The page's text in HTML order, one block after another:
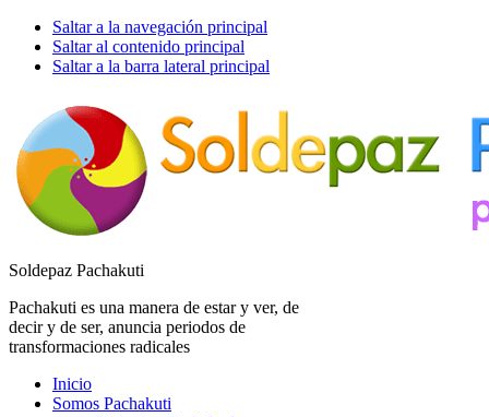
Saltar a la navegación principal
Saltar al contenido principal
Saltar a la barra lateral principal
Soldepaz Pachakuti
Pachakuti es una manera de estar y ver, de
decir y de ser, anuncia periodos de
transformaciones radicales
Inicio
Somos Pachakuti